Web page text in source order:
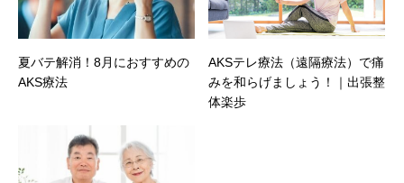
夏バテ解消！8月におすすめの
AKS療法
AKSテレ療法（遠隔療法）で痛
みを和らげましょう！｜出張整
体楽歩